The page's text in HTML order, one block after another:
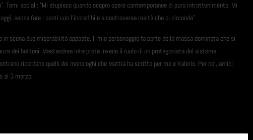
Temi sociali: "Mi stupisco quando scopro opere contemporanee di puro intrattenimento. Mi
senza fare i conti con l'incredibile e controversa realtà che ci circonda".
scena due miserabilità opposte. Il mio personaggio fa parte della massa dominata che si
dei bottoni. Mastandrea interpreta invece il ruolo di un protagonista del sistema
ricordano quelli dei monologhi che Mattia ha scritto per me e Valerio. Per noi, amici
al 3 marzo.